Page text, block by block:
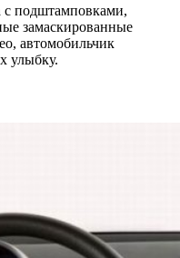
с подштамповками,
замаскированные
автомобильчик
улыбку.